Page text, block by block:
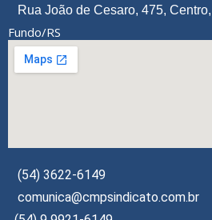
Rua João de Cesaro, 475, Centro,
Fundo/RS
(54) 3622-6149
comunica@cmpsindicato.com.br